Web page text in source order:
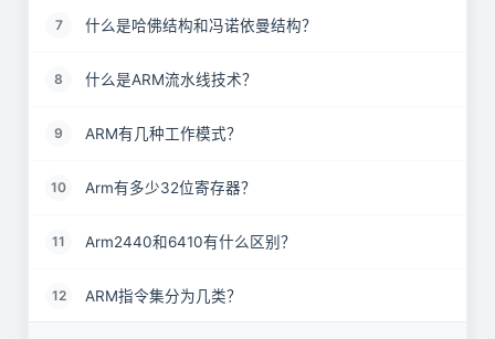
7 什么是哈佛结构和冯诺依曼结构？
8 什么是ARM流水线技术？
9 ARM有几种工作模式？
10 Arm有多少32位寄存器？
11 Arm2440和6410有什么区别？
12 ARM指令集分为几类？